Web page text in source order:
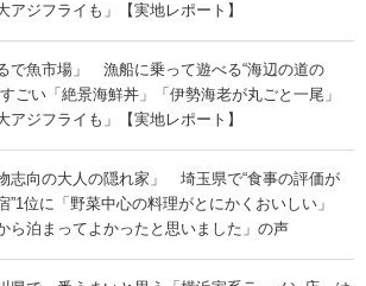
アジフライも」【実地レポート】
るで魚市場」 漁船に乗って遊べる“海辺の道の
ごい「絶景海鮮丼」「伊勢海老が丸ごと一尾」
アジフライも」【実地レポート】
物志向の大人の隠れ家」 埼玉県で“食事の評価が
”1位に「野菜中心の料理がとにかくおいしい」
ら泊まってよかったと思いました」の声